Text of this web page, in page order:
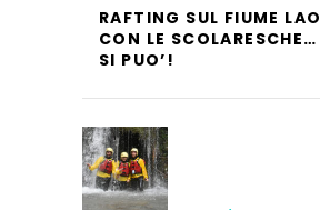
RAFTING SUL FIUME LAO
CON LE SCOLARESCHE…
SI PUO’!